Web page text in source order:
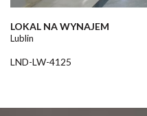
LOKAL NA WYNAJEM
Lublin
LND-LW-4125